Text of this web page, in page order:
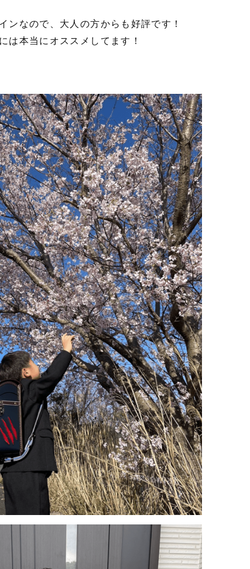
ンなので、大人の方からも好評です！
は本当にオススメしてます！